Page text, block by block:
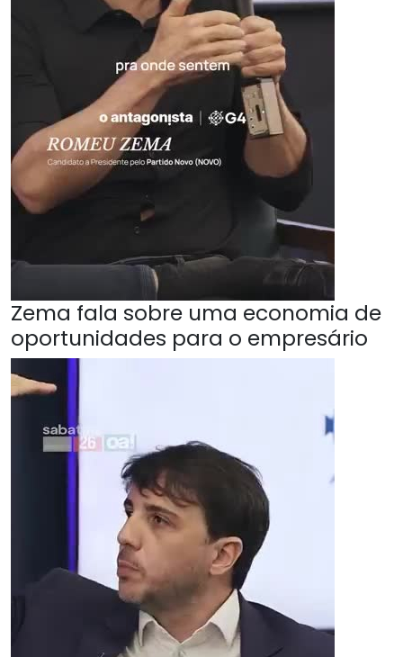
Zema fala sobre uma economia de
oportunidades para o empresário